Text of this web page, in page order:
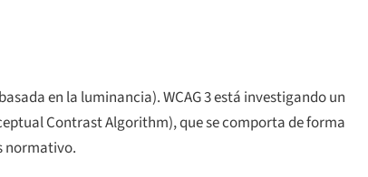
en la luminancia). WCAG 3 está investigando un
Contrast Algorithm), que se comporta de forma
normativo.